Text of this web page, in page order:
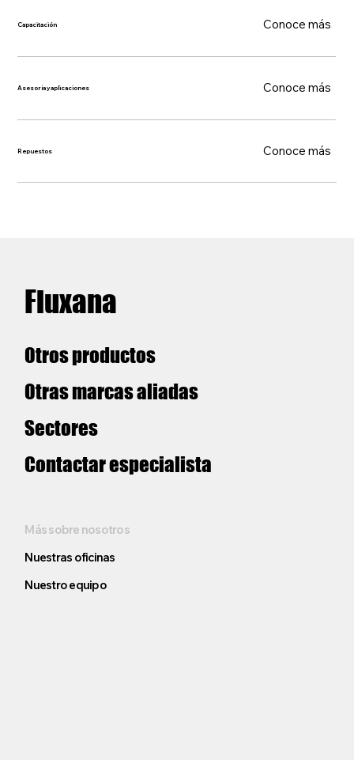
Capacitación Conoce más
Asesoría y aplicaciones Conoce más
Repuestos Conoce más
Fluxana
Otros productos
Otras marcas aliadas
Sectores
Contactar especialista
Más sobre nosotros
Nuestras oficinas
Nuestro equipo